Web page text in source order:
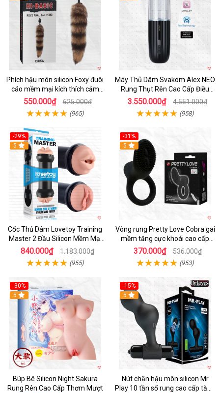
Phích hậu môn silicon Foxy đuôi
cáo mềm mại kích thích cảm
giác mới
550.000₫ 625.000₫
(965)
Máy Thủ Dâm Svakom Alex NEO
Rung Thụt Rên Cao Cấp Điều
Khiển App
3.550.000₫ 4.551.000₫
(958)
-29%
Hot
5
Cốc Thủ Dâm Lovetoy Training
Master 2 Đầu Silicon Mềm Mại
Tiện Lợi
840.000₫ 1.183.000₫
(955)
-31%
5
Vòng rung Pretty Love Cobra gai
mềm tăng cực khoái cao cấp
chính hãng
370.000₫ 536.000₫
(953)
-30%
Hot
5
Búp Bê Silicon Night Sakura
Rung Rên Cao Cấp Thơm Mượt
-15%
Hot
5
Nút chặn hậu môn silicon Mr
Play 10 tần số rung cao cấp tăng